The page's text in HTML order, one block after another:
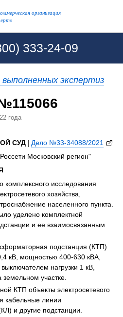
организация
333-24-09
экспертиз
года
СУД | Дело №33-34088/2021
Московский регион"
комплексного исследования
хозяйства,
населенного пункта.
уделено комплектной
и ее взаимосвязанным
подстанция (КТП)
кВ, мощностью 400-630 кВА,
выключателем нагрузки 1 кВ,
участке.
КТП объекты электросетевого
кабельные линии
и другие подстанции.